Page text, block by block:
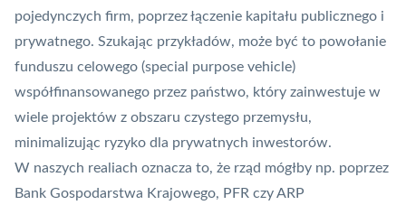
pojedynczych firm, poprzez łączenie kapitału publicznego i
prywatnego. Szukając przykładów, może być to powołanie
funduszu celowego (special purpose vehicle)
współfinansowanego przez państwo, który zainwestuje w
wiele projektów z obszaru czystego przemysłu,
minimalizując ryzyko dla prywatnych inwestorów.
W naszych realiach oznacza to, że rząd mógłby np. poprzez
Bank Gospodarstwa Krajowego, PFR czy ARP